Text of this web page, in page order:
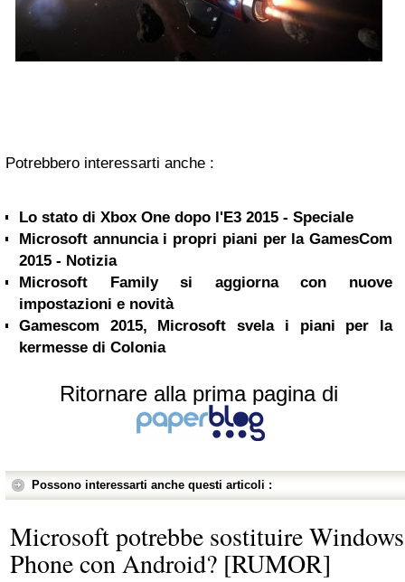
Potrebbero interessarti anche :
Lo stato di Xbox One dopo l'E3 2015 - Speciale
Microsoft annuncia i propri piani per la GamesCom
2015 - Notizia
Microsoft Family si aggiorna con nuove
impostazioni e novità
Gamescom 2015, Microsoft svela i piani per la
kermesse di Colonia
Ritornare alla prima pagina di
Possono interessarti anche questi articoli :
Microsoft potrebbe sostituire Windows
Phone con Android? [RUMOR]